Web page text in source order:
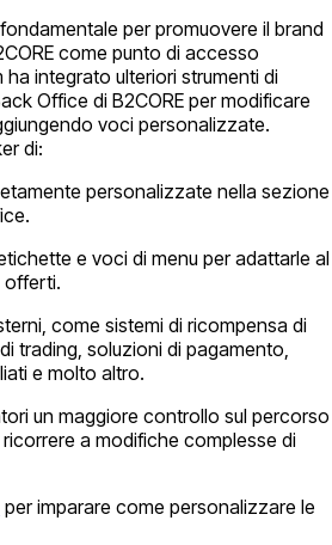
per promuovere il brand
come punto di accesso
integrato ulteriori strumenti di
Office di B2CORE per modificare
voci personalizzate.
di:
personalizzate nella sezione
e voci di menu per adattarle al
offerti.
come sistemi di ricompensa di
trading, soluzioni di pagamento,
e molto altro.
un maggiore controllo sul percorso
a modifiche complesse di
per imparare come personalizzare le